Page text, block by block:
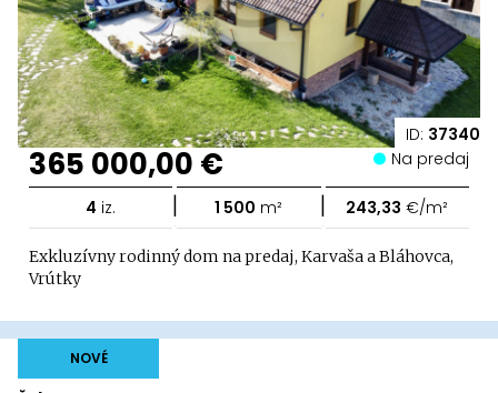
ID: 37340
365 000,00 € Na predaj
4 iz. | 1 500 m² | 243,33 €/m²
Exkluzívny rodinný dom na predaj, Karvaša a Bláhovca,
Vrútky
NOVÉ